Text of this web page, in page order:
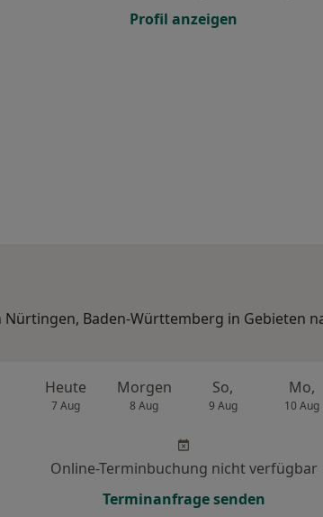
Profil anzeigen
Baden-Württemberg in Gebieten
Heute
7 Aug
Morgen
8 Aug
So,
9 Aug
Mo,
10 Aug
Online-Terminbuchung nicht verfügbar
Terminanfrage senden